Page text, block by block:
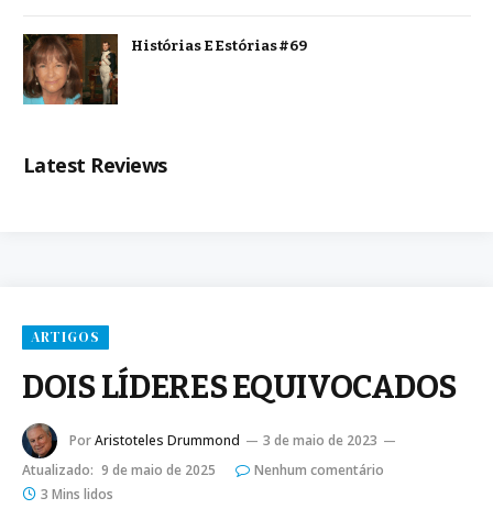
Histórias E Estórias #69
Latest Reviews
ARTIGOS
DOIS LÍDERES EQUIVOCADOS
PorAristoteles Drummond
3 de maio de 2023
Atualizado: 9 de maio de 2025
Nenhum comentário
3 Mins lidos